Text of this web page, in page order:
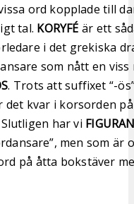
ord kopplade till
tal. KORYFÉ är ett
i det grekiska
som nått en viss
. Trots att suffixet “-
det kvar i korsorden
har vi
men som är
på åtta bokstäver